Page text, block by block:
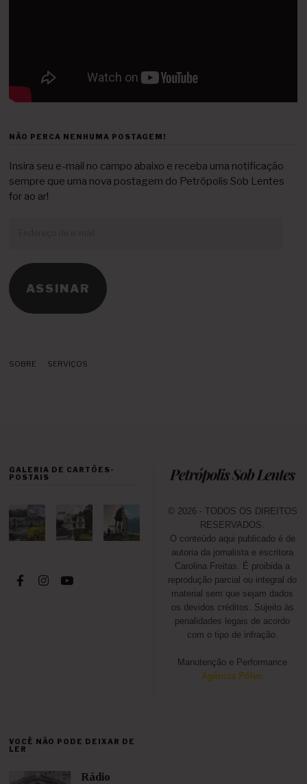
NÃO PERCA NENHUMA POSTAGEM!
Insira seu e-mail no campo abaixo e receba uma notificação
sempre que uma nova postagem do Petrópolis Sob Lentes
for ao ar!
mail
ASSINAR
SOBRE SERVIÇOS
GALERIA DE CARTÕES-
POSTAIS
© 2026 - TODOS OS DIREITOS
RESERVADOS.
O conteúdo aqui publicado é de
autoria da jornalista e escritora
Carolina Freitas. É proibida a
reprodução parcial ou integral do
material sem que sejam dados
os devidos créditos. Sujeito às
penalidades legais de acordo
com o tipo de infração.
Manutenção e Performance
Agência Pólen
VOCÊ NÃO PODE DEIXAR DE
LER
Rádio